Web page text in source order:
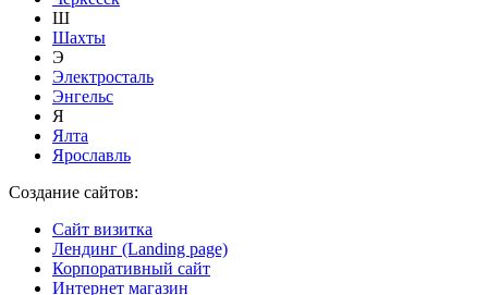
Ш
Шахты
Э
Электросталь
Энгельс
Я
Ялта
Ярославль
Создание сайтов:
Сайт визитка
Лендинг (Landing page)
Корпоративный сайт
Интернет магазин